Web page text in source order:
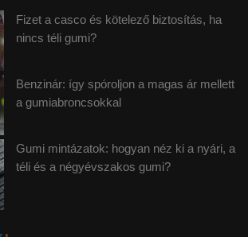
Fizet a casco és kötelező biztosítás, ha
nincs téli gumi?
Benzinár: így spóroljon a magas ár mellett
a gumiabroncsokkal
Gumi mintázatok: hogyan néz ki a nyári, a
téli és a négyévszakos gumi?